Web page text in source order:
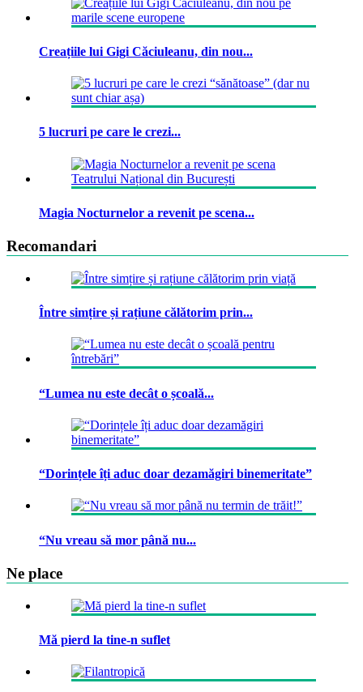
Creațiile lui Gigi Căciuleanu, din nou...
5 lucruri pe care le crezi...
Magia Nocturnelor a revenit pe scena...
Recomandari
Între simțire și rațiune călătorim prin...
“Lumea nu este decât o școală...
“Dorințele îți aduc doar dezamăgiri binemeritate”
“Nu vreau să mor până nu...
Ne place
Mă pierd la tine-n suflet